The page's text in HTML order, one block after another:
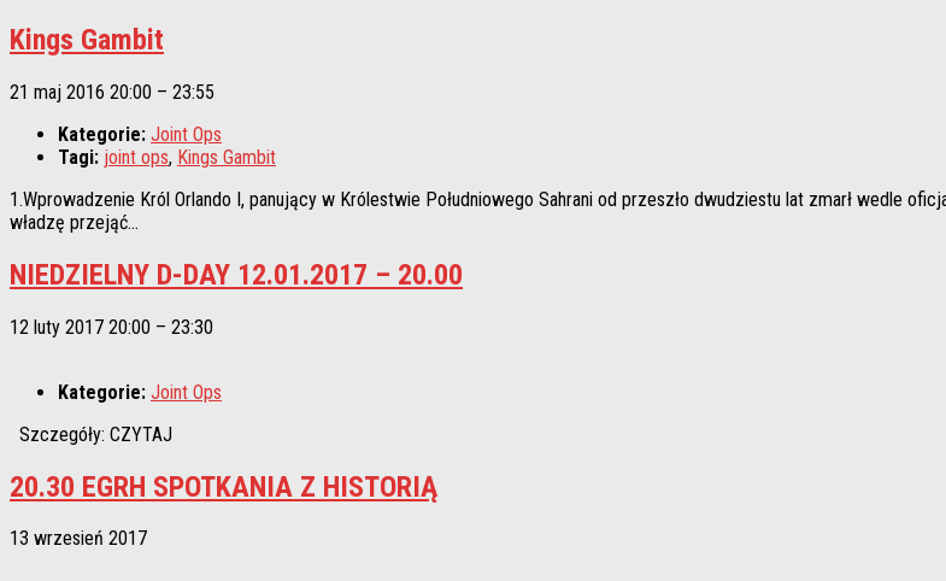
Kings Gambit
21 maj 2016 20:00 – 23:55
Kategorie: Joint Ops
Tagi: joint ops, Kings Gambit
1.Wprowadzenie Król Orlando I, panujący w Królestwie Południowego Sahrani od przeszło dwudziestu lat zmarł wedle
władzę przejąć...
NIEDZIELNY D-DAY 12.01.2017 – 20.00
12 luty 2017 20:00 – 23:30
Kategorie: Joint Ops
Szczegóły: CZYTAJ
20.30 EGRH SPOTKANIA Z HISTORIĄ
13 wrzesień 2017